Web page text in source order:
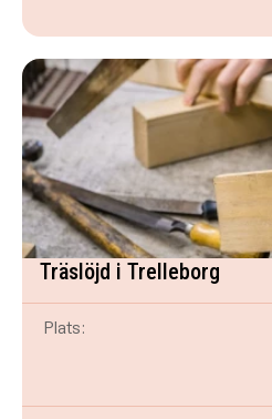
Träslöjd i Trelleborg
Plats: